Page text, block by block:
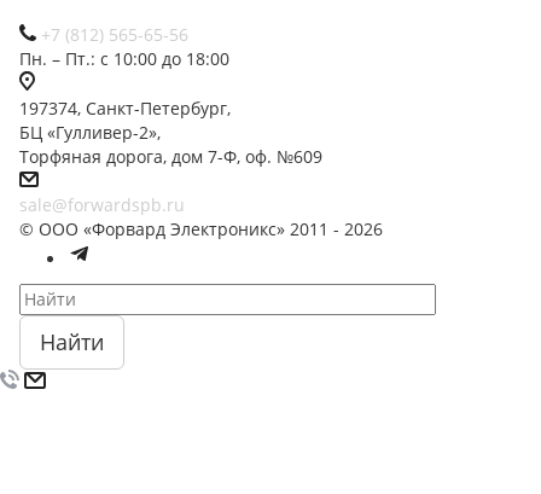
+7 (812) 565-65-56
Пн. – Пт.: с 10:00 до 18:00
197374, Санкт-Петербург,
БЦ «Гулливер-2»,
Торфяная дорога, дом 7-Ф, оф. №609
sale@forwardspb.ru
© ООО «Форвард Электроникс» 2011 - 2026
Найти